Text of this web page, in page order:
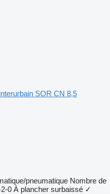
SOR CN 8,5
pneumatique Nombre de
0 À plancher surbaissé ✓